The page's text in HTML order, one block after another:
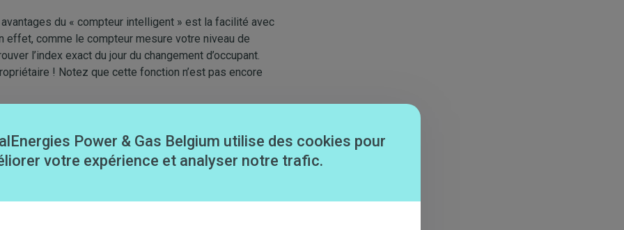
du « compteur intelligent » est la facilité avec
comme le compteur mesure votre niveau de
l’index exact du jour du changement d’occupant.
! Notez que cette fonction n’est pas encore
de réseau peut désormais gérer votre compteur
s’effectuent plus simplement et rapidement.
venue d’un technicien pendant des jours ! Voici
à distance
compteur.
Power & Gas Belgium utilise des cookies pour
votre expérience et analyser notre trafic.